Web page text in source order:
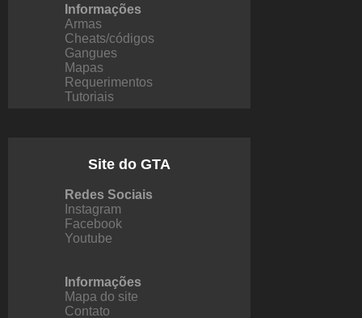
Informações
Armas
Cheats/códigos
Gangues
Mapas
Requerimentos
Tutoriais
Site do GTA
Redes Sociais
Instagram
Facebook
Youtube
Informações
Mapa do site
Contato